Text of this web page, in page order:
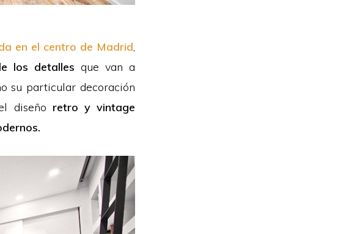
en el centro de Madrid,
los detalles que van a
su particular decoración
diseño retro y vintage